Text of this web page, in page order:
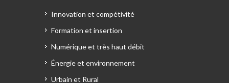
Innovation et compétivité
Formation et insertion
Numérique et très haut débit
Énergie et environnement
Urbain et Rural